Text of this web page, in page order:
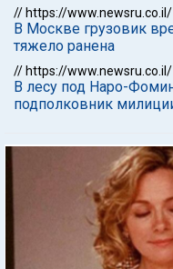
// https://www.newsru.co.il/
В Москве грузовик
тяжело ранена
// https://www.newsru.co.il/
В лесу под Наро-
подполковник